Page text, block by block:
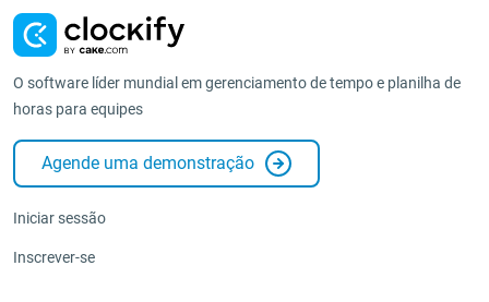
O software líder mundial em gerenciamento de tempo e planilha de
horas para equipes
Agende uma demonstração
Iniciar sessão
Inscrever-se